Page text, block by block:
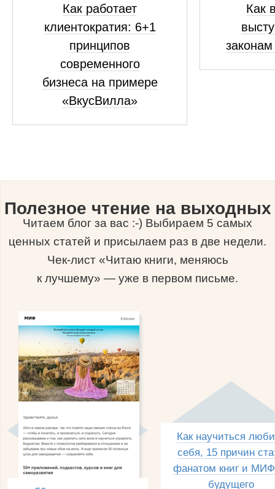
Как работает
клиентократия: 6+1
принципов
современного
бизнеса на примере
«ВкусВилла»
Как
Полезное чтение на выходных
Читаем блог за вас :-) Выбираем 5 самых
ценных статей и присылаем раз в две недели.
Чек-лист «Читаю книги, меняюсь
к лучшему» — уже в первом письме.
Как научиться
себя, 15 причин
фанатом книг и
будущего